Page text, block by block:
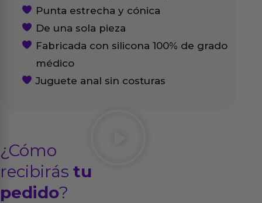
Punta estrecha y cónica
De una sola pieza
Fabricada con silicona 100% de grado
médico
Juguete anal sin costuras
¿Cómo
recibirás tu
pedido?